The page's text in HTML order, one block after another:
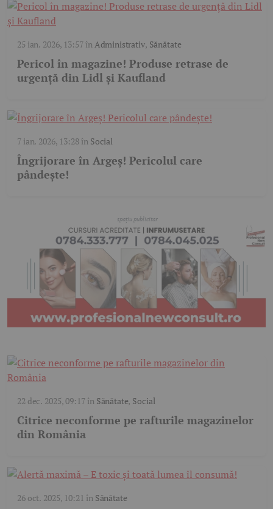
25 ian. 2026, 13:57în Administrativ, Sănătate
Pericol în magazine! Produse retrase de
urgență din Lidl și Kaufland
7 ian. 2026, 13:28în Social
Îngrijorare în Argeș! Pericolul care
pândește!
22 dec. 2025, 09:17în Sănătate, Social
Citrice neconforme pe rafturile magazinelor
din România
26 oct. 2025, 10:21 în Sănătate